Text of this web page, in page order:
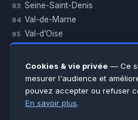
93 Seine-Saint-Denis
94 Val-de-Marne
95 Val-d’Oise
Essonne
Seine-et-Marne
Voir toutes les villes →
Cookies & vie privée — Ce
mesurer l'audience et
pouvez accepter ou refuser
En savoir plus.